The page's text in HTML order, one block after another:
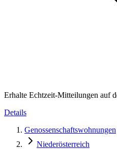
Erhalte Echtzeit-Mitteilungen auf
Details
Genossenschaftswohnungen
Niederösterreich